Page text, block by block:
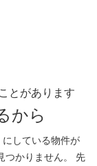
とがあります
から
している物件が
つかりません。 先